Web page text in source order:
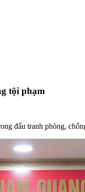
tội phạm
đấu tranh phòng,